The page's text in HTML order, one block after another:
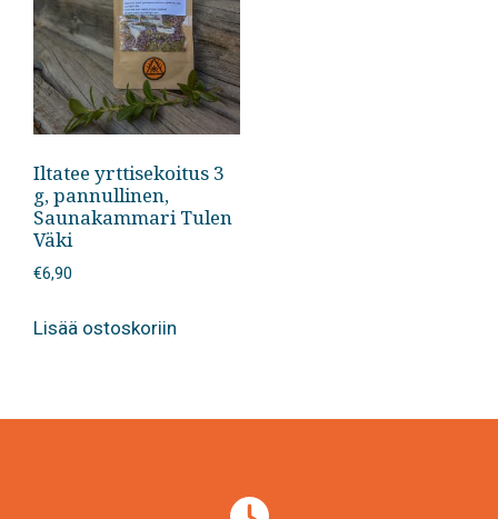
Iltatee yrttisekoitus 3
g, pannullinen,
Saunakammari Tulen
Väki
€6,90
Lisää ostoskoriin